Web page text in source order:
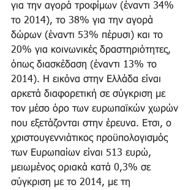
για την αγορά τροφίμων (έναντι 34%
το 2014), το 38% για την αγορά
δώρων (έναντι 53% πέρυσι) και το
20% για κοινωνικές δραστηριότητες,
όπως διασκέδαση (έναντι 13% το
2014). Η εικόνα στην Ελλάδα είναι
αρκετά διαφορετική σε σύγκριση με
τον μέσο όρο των ευρωπαϊκών χωρών
που εξετάζονται στην έρευνα. Ετσι, ο
χριστουγεννιάτικος προϋπολογισμός
των Ευρωπαίων είναι 513 ευρώ,
μειωμένος οριακά κατά 0,3% σε
σύγκριση με το 2014, με τη